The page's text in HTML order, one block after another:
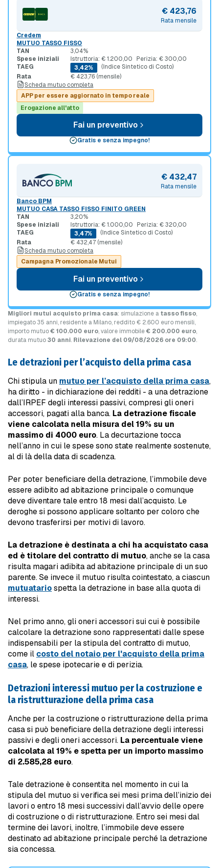
Rata mensile
€ 423,76
Credem
MUTUO TASSO FISSO
TAN
3,04%
Spese iniziali
Istruttoria: € 1.200,00
Perizia: € 300,00
TAEG
3,42%
(Indice Sintetico di Costo)
Rata
€ 423,76 (mensile)
Scheda mutuo completa
APP per essere aggiornato in tempo reale
Erogazione all'atto
Fai un preventivo
Gratis e senza impegno!
Rata mensile
€ 432,47
Banco BPM
MUTUO CASA TASSO FISSO FINITO GREEN
TAN
3,20%
Spese iniziali
Istruttoria: € 1.000,00
Perizia: € 320,00
TAEG
3,47%
(Indice Sintetico di Costo)
Rata
€ 432,47 (mensile)
Scheda mutuo completa
Campagna Promozionale Mutui
Fai un preventivo
Gratis e senza impegno!
Migliori mutui acquisto prima casa: simulazione a tasso fisso,
impiegato 35 anni, residente a Milano, reddito € 2.600 euro mensili,
importo mutuo€ 100.000 euro, valore immobile€ 200.000 euro,
durata mutuo30 anni. Rilevazione del 09/08/2026 ore 09:00.
Le detrazioni per l’acquisto della prima casa
Chi stipula un mutuo per l’acquisto della prima casa,
ha diritto - in dichiarazione dei redditi - a una detrazione
dall’IRPEF degli interessi passivi, compresi gli oneri
accessori, pagati alla banca. La detrazione fiscale
viene calcolata nella misura del 19% su un
massimo di 4000 euro. La decurtazione tocca
nell’anno in cui le spese sono state realmente sostenute,
al di là della data di scadenza.
Per poter beneficiare della detrazione, l’immobile deve
essere adibito ad abitazione principale o comunque
deve diventare tale entro 18 mesi dall’acquisto. Le
deroghe si possono applicare soltanto per coloro che
devono trasferirsi per motivi di lavoro.
La detrazione è destinata a chi ha acquistato casa
ed è titolare del contratto di mutuo, anche se la casa
risulta magari adibita ad abitazione principale di un suo
parente. Se invece il mutuo risulta cointestato, a ciascun
mutuatariospetta la detrazione in base alla quota di
interessi.
Nel primo anno, gli oneri accessori sui cui è possibile
calcolare la detrazione sono rappresentati dalle spese
indispensabili per la stipula del contratto di mutuo,
come il costo del notaio per l'acquisto della prima
casa, le spese ipotecarie e di perizia.
Detrazioni interessi mutuo per la costruzione e
la ristrutturazione della prima casa
Anche per la costruzione o ristrutturazione della prima
casa si può beneficiare della detrazione degli interessi
passivi e degli oneri accessori. La percentuale viene
calcolata al 19% e spetta per un importo massimo
di 2.585,28 euro.
Tale detrazione è consentita nel momento in cui la
stipula del mutuo si verifica sei mesi prima dell’inizio dei
lavori o entro 18 mesi successivi dall’avvio delle opere
di costruzione o di ristrutturazione. Entro sei mesi dal
termine dei lavori, inoltre, l’immobile deve essere
destinato ad abitazione principale perché la detrazione
sia concessa.